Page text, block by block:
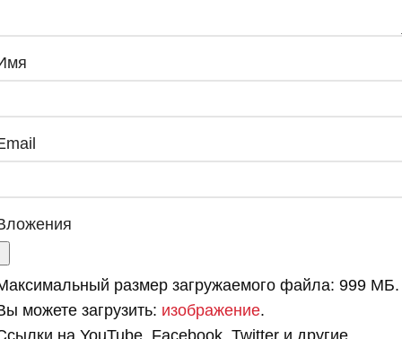
размер загружаемого файла: 999 МБ.
можете загрузить: изображение.